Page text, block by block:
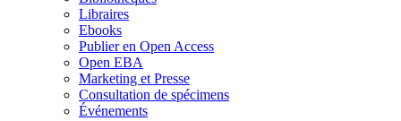
Libraires
Ebooks
Publier en Open Access
Open EBA
Marketing et Presse
Consultation de spécimens
Événements